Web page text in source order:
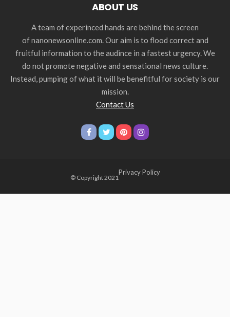
ABOUT US
A team of experinced hands are behind the screen
of nanonewsonline.com. Our aim is to flood correct and
fruitful information to the audince in a fastest urgency. We
do not promote negative and sensational news culture.
Instead, pumping of what it will be benefitful for society is our
mission.
Contact Us
© Copyright 2021
Privacy Policy